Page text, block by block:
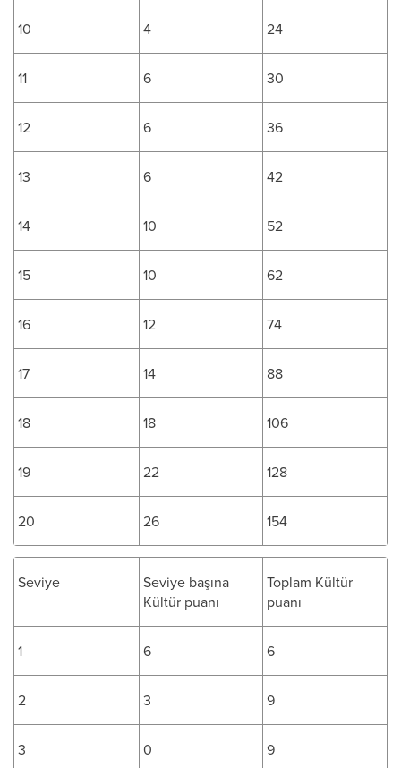
10 4 24
11 6 30
12 6 36
13 6 42
14 10 52
15 10 62
16 12 74
17 14 88
18 18 106
19 22 128
20 26 154
Seviye
Seviye başına
Kültür puanı
Toplam Kültür
puanı
1 6 6
2 3 9
3 0 9